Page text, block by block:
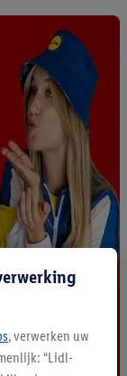
, verwerken uw
“Lidl-